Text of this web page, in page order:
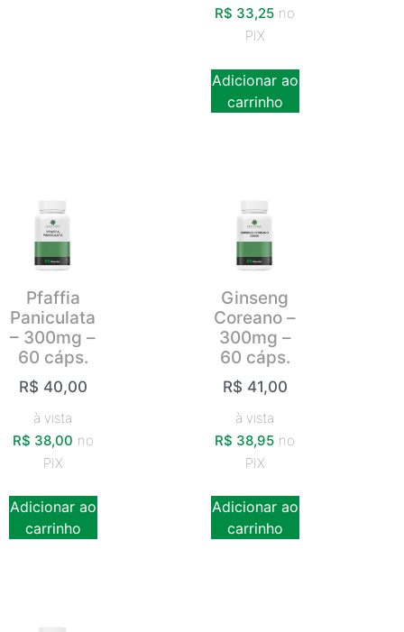
R$ 33,25 no
PIX
Adicionar ao
carrinho
Pfaffia
Paniculata
– 300mg –
60 cáps.
R$ 40,00
à vista
R$ 38,00 no
PIX
Adicionar ao
carrinho
Ginseng
Coreano –
300mg –
60 cáps.
R$ 41,00
à vista
R$ 38,95 no
PIX
Adicionar ao
carrinho